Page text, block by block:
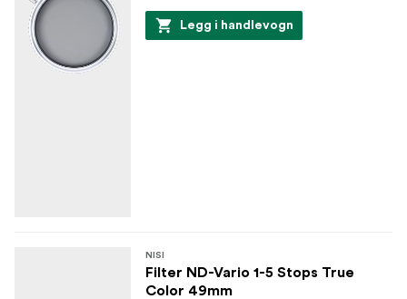
Legg i handlevogn
NISI
Filter ND-Vario 1-5 Stops True
Color 49mm